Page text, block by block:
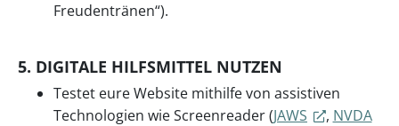
Freudentränen“).
5. DIGITALE HILFSMITTEL NUTZEN
Testet eure Website mithilfe von assistiven
Technologien wie Screenreader (JAWS , NVDA